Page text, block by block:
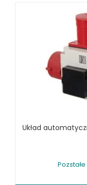
KOSZT DOSTAWY
Układ